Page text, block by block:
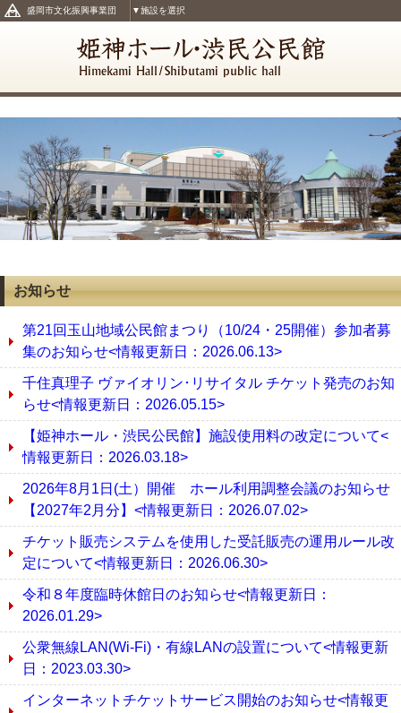
盛岡市文化振興事業団 ▼施設を選択
お知らせ
第21回玉山地域公民館まつり（10/24・25開催）参加者募
集のお知らせ<情報更新日：2026.06.13>
千住真理子 ヴァイオリン･リサイタル チケット発売のお知
らせ<情報更新日：2026.05.15>
【姫神ホール・渋民公民館】施設使用料の改定について<
情報更新日：2026.03.18>
2026年8月1日(土）開催 ホール利用調整会議のお知らせ
【2027年2月分】<情報更新日：2026.07.02>
チケット販売システムを使用した受託販売の運用ルール改
定について<情報更新日：2026.06.30>
令和８年度臨時休館日のお知らせ<情報更新日：
2026.01.29>
公衆無線LAN(Wi-Fi)・有線LANの設置について<情報更新
日：2023.03.30>
インターネットチケットサービス開始のお知らせ<情報更